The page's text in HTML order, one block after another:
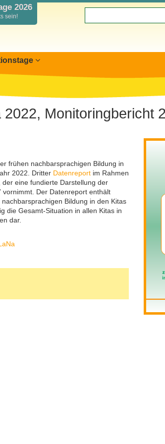
2026
sein!
2026
2020
2022, Monitoringbericht
frühen nachbarsprachigen Bildung in
2022. Dritter Datenreport im Rahmen
eine fundierte Darstellung der
vornimmt. Der Datenreport enthält
Bildung in den Kitas
die Gesamt-Situation in allen Kitas in
dar.